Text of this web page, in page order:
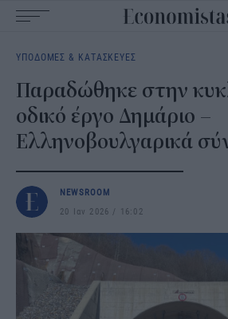
navigation
ΥΠΟΔΟΜΕΣ & ΚΑΤΑΣΚΕΥΕΣ
Παραδώθηκε στην
οδικό έργο Δημάριο –
Ελληνοβουλγαρικά
NEWSROOM
20 Ιαν 2026
16:02